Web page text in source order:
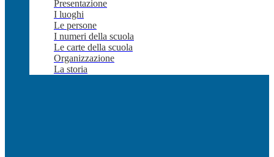
Presentazione
I luoghi
Le persone
I numeri della scuola
Le carte della scuola
Organizzazione
La storia